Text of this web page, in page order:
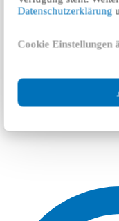
Datenschutzerklärung
Cookie Einstellungen